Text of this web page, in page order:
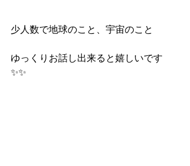
少人数で地球のこと、宇宙のこと
ゆっくりお話し出来ると嬉しいです
✨✨